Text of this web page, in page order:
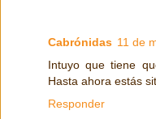
Cabrónidas 11 de
Intuyo que tiene
Hasta ahora estás
Responder